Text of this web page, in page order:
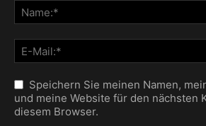
Speichern Sie meinen Namen,
und meine Website für den nächsten
diesem Browser.